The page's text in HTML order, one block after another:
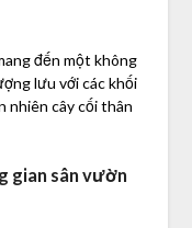
đến một không
lưu với các khối
nhiên cây cối thân
gian sân vườn